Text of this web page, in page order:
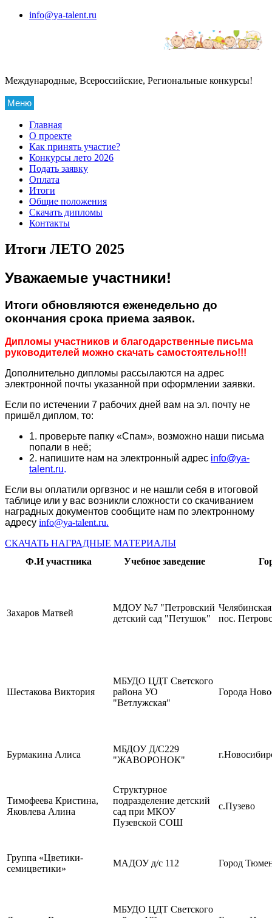
Перейтиinfo@ya-talent.ru
Международные, Всероссийские, Региональные конкурсы!
Меню
Главная
О проекте
Как принять участие?
Конкурсы лето 2026
Подать заявку
Оплата
Итоги
Общие положения
Скачать дипломы
Контакты
Итоги ЛЕТО 2025
Уважаемые участники!
Итоги обновляются еженедельно до
окончания срока приема заявок.
Дипломы участников и благодарственные письма
руководителей можно скачать самостоятельно!!!
Дополнительно дипломы рассылаются на адрес
электронной почты указанной при оформлении заявки.
Если по истечении 7 рабочих дней вам на эл. почту не
пришёл диплом, то:
1. проверьте папку «Спам», возможно наши письма
попали в неё;
2. напишите нам на электронный адрес info@ya-
talent.ru.
Если вы оплатили оргвзнос и не нашли себя в итоговой
таблице или у вас возникли сложности со скачиванием
наградных документов сообщите нам по электронному
адресу info@ya-talent.ru.
СКАЧАТЬ НАГРАДНЫЕ МАТЕРИАЛЫ
Ф.И участника
Учебное заведение
Захаров Матвей
МДОУ №7 "Петровский
детский сад "Петушок"
пос.
Шестакова Виктория
МБУДО ЦДТ Светского
района УО
"Ветлужская"
Города
Бурмакина Алиса
МБДОУ Д/С229
"ЖАВОРОНОК"
Тимофеева Кристина,
Яковлева Алина
Структурное
подразделение детский
сад при МКОУ
Пузевской СОШ
с.Пузево
Группа «Цветики-
семицветики»
МАДОУ д/с 112 Город
МБУДО ЦДТ Светского